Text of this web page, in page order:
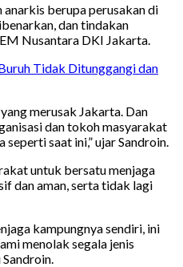
berupa perusakan di
dan tindakan
Nusantara DKI Jakarta.
Tidak Ditunggangi dan
merusak Jakarta. Dan
dan tokoh masyarakat
saat ini,” ujar Sandroin.
untuk bersatu menjaga
dan aman, serta tidak lagi
kampungnya sendiri, ini
menolak segala jenis
Sandroin.